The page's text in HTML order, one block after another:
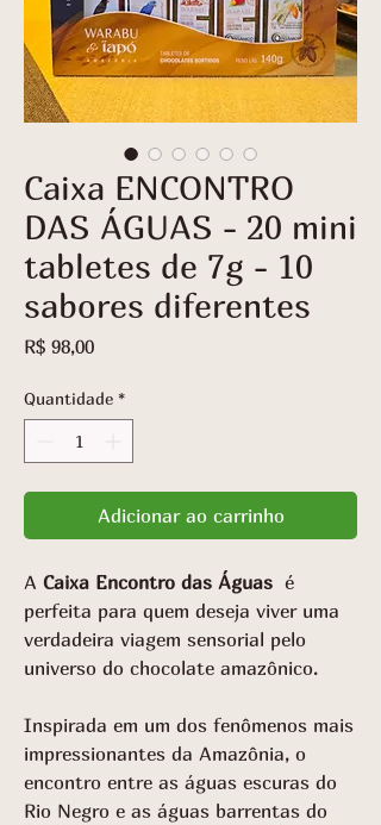
Caixa ENCONTRO
DAS ÁGUAS - 20 mini
tabletes de 7g - 10
sabores diferentes
R$ 98,00Preço
Quantidade *
Adicionar ao carrinho
A Caixa Encontro das Águas é
perfeita para quem deseja viver uma
verdadeira viagem sensorial pelo
universo do chocolate amazônico.
Inspirada em um dos fenômenos mais
impressionantes da Amazônia, o
encontro entre as águas escuras do
Rio Negro e as águas barrentas do